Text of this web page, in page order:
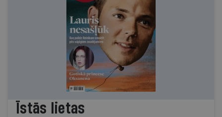
Īstās lietas